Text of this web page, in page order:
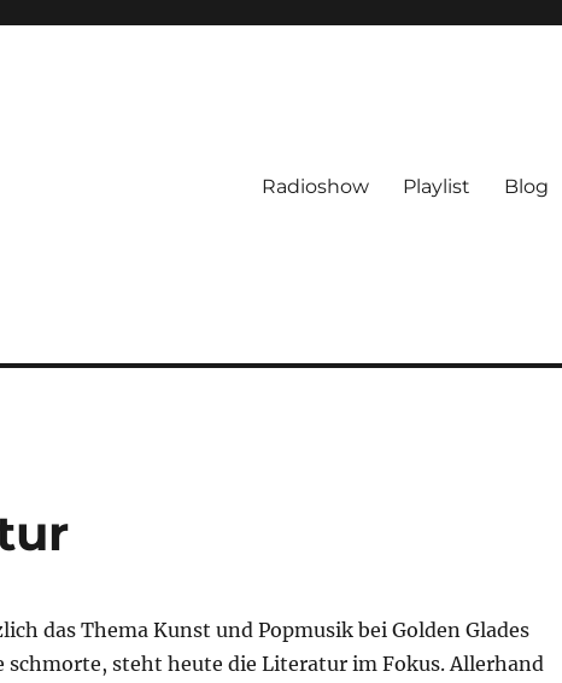
Radioshow Playlist Blog
das Thema Kunst und Popmusik bei Golden Glades
schmorte, steht heute die Literatur im Fokus. Allerhand